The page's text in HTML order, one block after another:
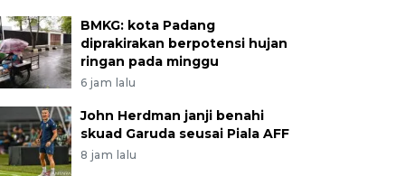
BMKG: kota Padang
diprakirakan berpotensi hujan
ringan pada minggu
6 jam lalu
John Herdman janji benahi
skuad Garuda seusai Piala AFF
8 jam lalu